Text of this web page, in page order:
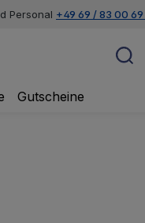
Personal +49 69 / 83 00
Gutscheine